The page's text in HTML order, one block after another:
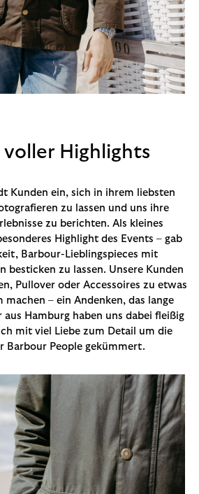
voller Highlights
Kunden ein, sich in ihrem liebsten
zu lassen und uns ihre
zu berichten. Als kleines
Highlight des Events – gab
Barbour-Lieblingspieces mit
besticken zu lassen. Unsere Kunden
Pullover oder Accessoires zu etwas
machen – ein Andenken, das lange
Hamburg haben uns dabei fleißig
mit viel Liebe zum Detail um die
Barbour People gekümmert.